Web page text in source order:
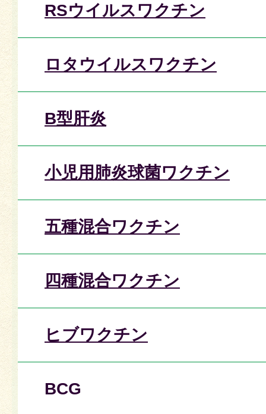
RSウイルスワクチン
ロタウイルスワクチン
B型肝炎
小児用肺炎球菌ワクチン
五種混合ワクチン
四種混合ワクチン
ヒブワクチン
BCG